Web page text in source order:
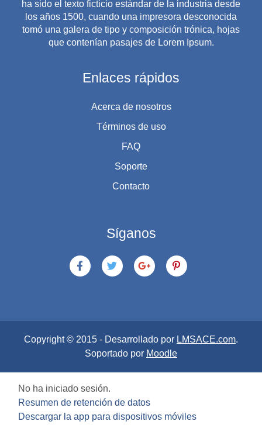
ha sido el texto ficticio estándar de la industria desde
los años 1500, cuando una impresora desconocida
tomó una galera de tipo y composición trónica, hojas
que contenían pasajes de Lorem Ipsum.
Enlaces rápidos
Acerca de nosotros
Términos de uso
FAQ
Soporte
Contacto
Síganos
Copyright © 2015 - Desarrollado por LMSACE.com.
Soportado por Moodle
No ha iniciado sesión.
Resumen de retención de datos
Descargar la app para dispositivos móviles